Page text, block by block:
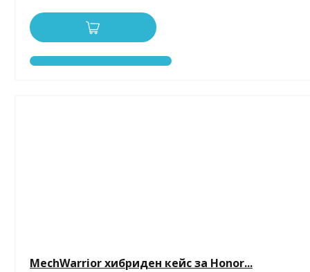
MechWarrior хибриден кейс за Honor...